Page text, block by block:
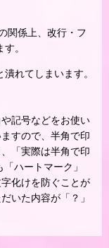
関係上、改行・フ
。
れてしまいます。
記号などをお使い
すので、半角で印
「実際は半角で印
ハートマーク」
化けを防ぐことが
いた内容が「？」